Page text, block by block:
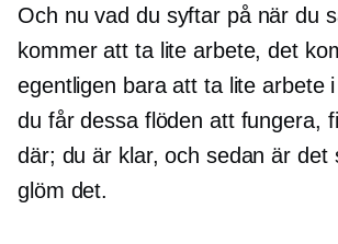
Och nu vad du syftar på när du
kommer att ta lite arbete, det
egentligen bara att ta lite arbete
du får dessa flöden att fungera,
där; du är klar, och sedan är det
glöm det.